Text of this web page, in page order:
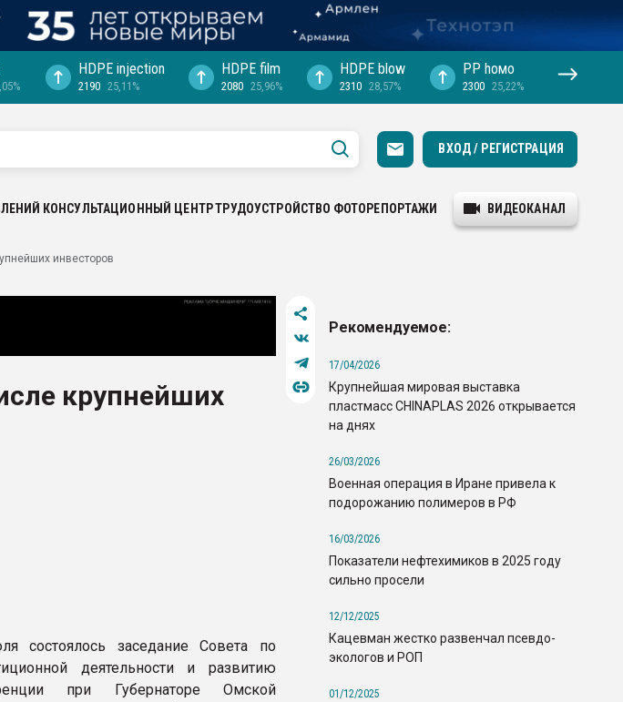
HDPE injection
2190 25,11%
HDPE film
2080 25,96%
HDPE blow
2310 28,57%
PP hомо
2300 25,22%
ВХОД / РЕГИСТРАЦИЯ
КОНСУЛЬТАЦИОННЫЙ ЦЕНТРТРУДОУСТРОЙСТВО ФОТОРЕПОРТАЖИ ВИДЕОКАНАЛ
инвесторов
крупнейших
состоялось заседание Совета по
деятельности и развитию
при Губернаторе Омской
Рекомендуемое:
17/04/2026
Крупнейшая мировая выставка
пластмасс CHINAPLAS 2026 открывается
на днях
26/03/2026
Военная операция в Иране привела к
подорожанию полимеров в РФ
16/03/2026
Показатели нефтехимиков в 2025 году
сильно просели
12/12/2025
Кацевман жестко развенчал псевдо-
экологов и РОП
01/12/2025